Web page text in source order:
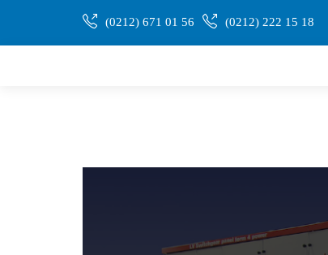
(0212) 671 01 56 (0212) 222 15 18